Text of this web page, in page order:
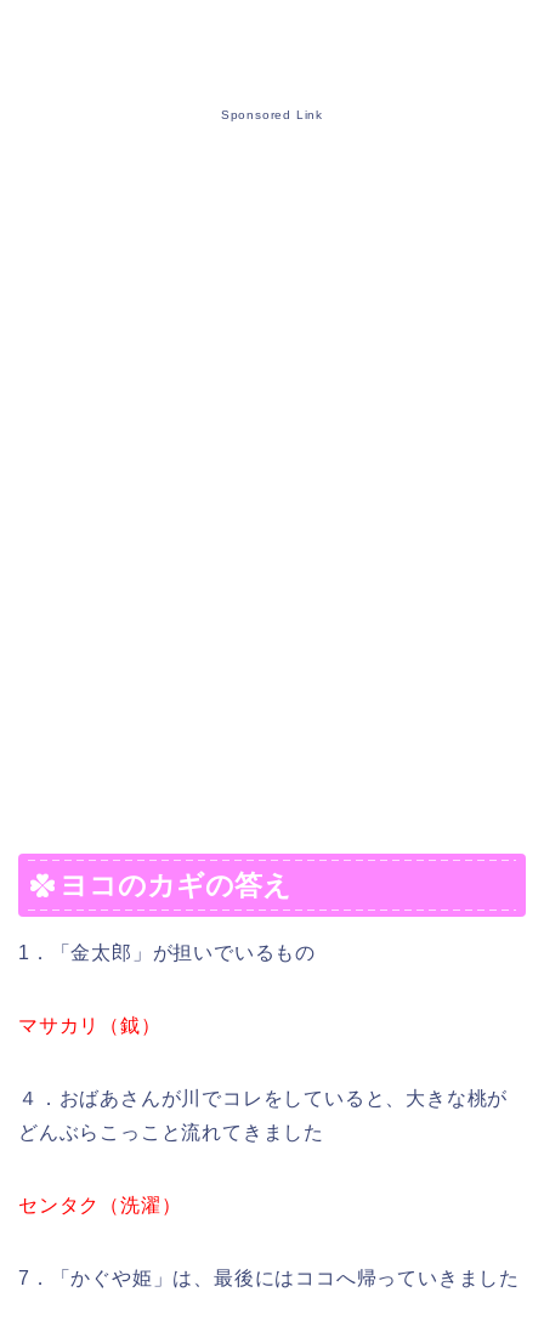
Sponsored Link
ヨコのカギの答え
1．「金太郎」が担いでいるもの
マサカリ（鉞）
４．おばあさんが川でコレをしていると、大きな桃が
どんぶらこっこと流れてきました
センタク（洗濯）
7．「かぐや姫」は、最後にはココへ帰っていきました